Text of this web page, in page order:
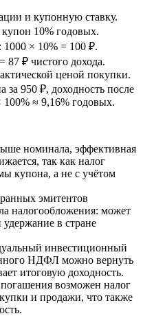
и купонную ставку.
10% годовых.
1000 × 10% = 100 ₽.
₽ чистого дохода.
ценой покупки.
за 950 ₽, доходность после
100% ≈ 9,16% годовых.
номинала, эффективная
так как налог
купона, а не с учётом
эмитентов
налогообложения: может
удержание в стране
инвестиционный
НДФЛ можно вернуть
итоговую доходность.
возможен налог
и продажи, что также